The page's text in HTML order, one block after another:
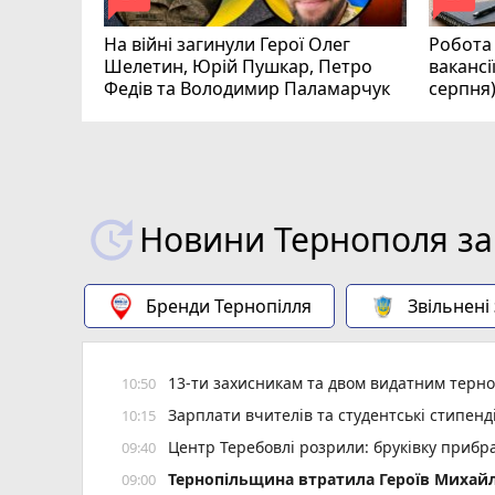
На війні загинули Герої Олег
Шелетин, Юрій Пушкар, Петро
Федів та Володимир Паламарчук
Робота
серпня)
Новини Тернополя за
Бренди Тернопілля
10:50 13-ти захисникам та двом видатним
10:15 Зарплати вчителів та студентські
09:40 Центр Теребовлі розрили: бруківку
09:00 Тернопільщина втратила Героїв